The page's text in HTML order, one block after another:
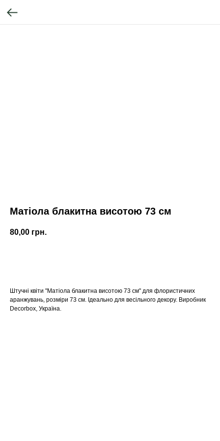
Матіола блакитна висотою 73 см
80,00 грн.
Штучні квіти "Матіола блакитна висотою 73 см" для флористичних
аранжувань, розміри 73 см. Ідеально для весільного декору. Виробник
Decorbox, Україна.